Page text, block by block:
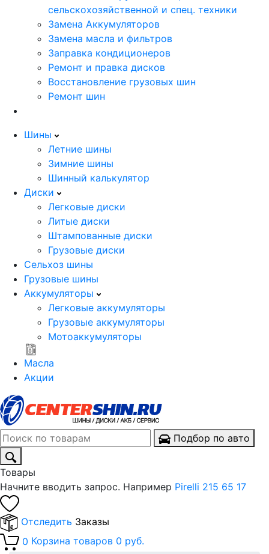
сельскохозяйственной и спец. техники
Замена Аккумуляторов
Замена масла и фильтров
Заправка кондиционеров
Ремонт и правка дисков
Восстановление грузовых шин
Ремонт шин
Шины
Летние шины
Зимние шины
Шинный калькулятор
Диски
Легковые диски
Литые диски
Штампованные диски
Грузовые диски
Сельхоз шины
Грузовые шины
Аккумуляторы
Легковые аккумуляторы
Грузовые аккумуляторы
Мотоаккумуляторы
Масла
Акции
Подбор по авто
Товары
Начните вводить запрос. Например Pirelli 215 65 17
Отследить Заказы
0 Корзина товаров 0 руб.